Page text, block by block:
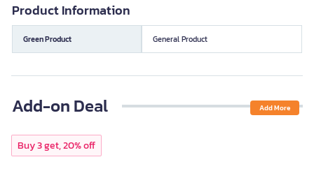
Product Information
Green Product General Product
Add-on Deal Add More
Buy 3 get, 20% off